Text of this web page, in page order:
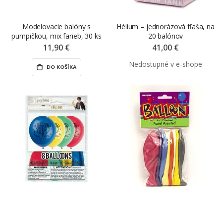
Modelovacie balóny s
pumpičkou, mix farieb, 30 ks
11,90 €
DO KOŠÍKA
Hélium – jednorázová fľaša, na
20 balónov
41,00 €